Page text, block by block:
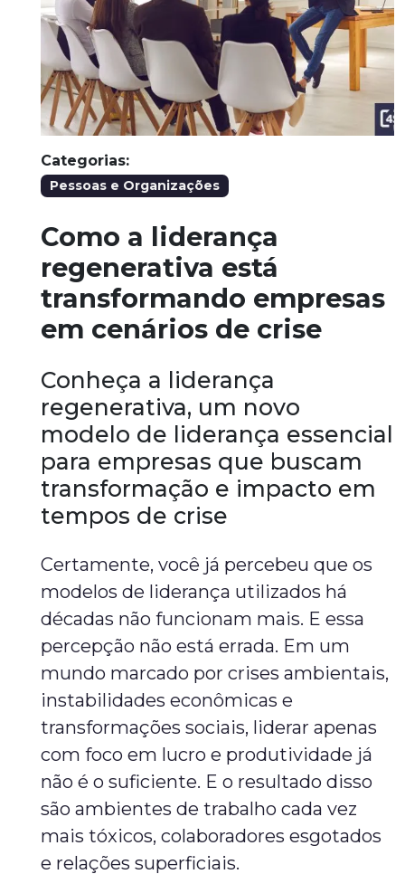
Categorias:
Pessoas e Organizações
Como a liderança
regenerativa está
transformando empresas
em cenários de crise
Conheça a liderança
regenerativa, um novo
modelo de liderança essencial
para empresas que buscam
transformação e impacto em
tempos de crise
Certamente, você já percebeu que os
modelos de liderança utilizados há
décadas não funcionam mais. E essa
percepção não está errada. Em um
mundo marcado por crises ambientais,
instabilidades econômicas e
transformações sociais, liderar apenas
com foco em lucro e produtividade já
não é o suficiente. E o resultado disso
são ambientes de trabalho cada vez
mais tóxicos, colaboradores esgotados
e relações superficiais.